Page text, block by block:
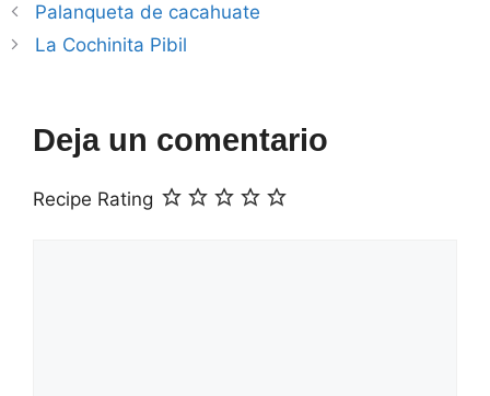
Palanqueta de cacahuate
La Cochinita Pibil
Deja un comentario
Recipe Rating